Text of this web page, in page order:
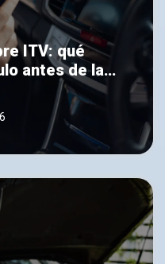
ITV: qué
antes de la